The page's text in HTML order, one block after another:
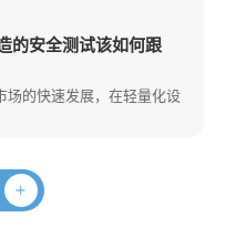
的安全测试该如何跟
场的快速发展，在轻量化设